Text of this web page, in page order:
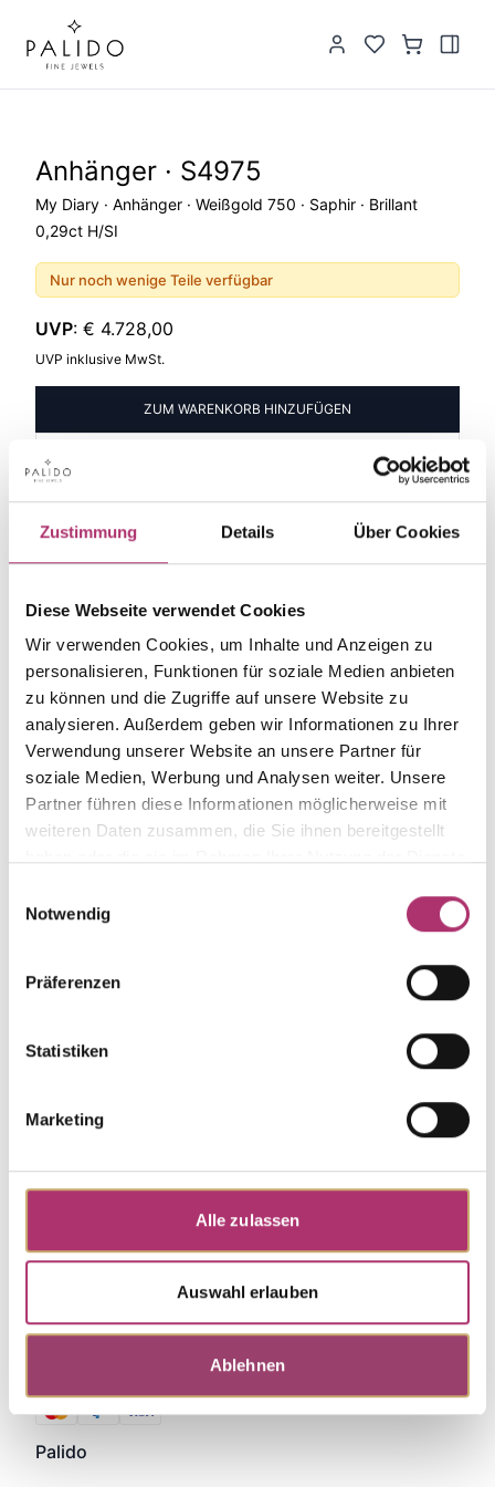
Zustimmung Details Über Cookies
Diese Webseite verwendet Cookies
Wir verwenden Cookies, um Inhalte und Anzeigen zu
personalisieren, Funktionen für soziale Medien anbieten
zu können und die Zugriffe auf unsere Website zu
analysieren. Außerdem geben wir Informationen zu Ihrer
Verwendung unserer Website an unsere Partner für
soziale Medien, Werbung und Analysen weiter. Unsere
Partner führen diese Informationen möglicherweise mit
weiteren Daten zusammen, die Sie ihnen bereitgestellt
Notwendig
Präferenzen
Statistiken
Marketing
Alle zulassen
Auswahl erlauben
Ablehnen
Anhänger · S4975
My Diary · Anhänger · Weißgold 750 · Saphir · Brillant
0,29ct H/SI
Nur noch wenige Teile verfügbar
UVP: € 4.728,00
UVP inklusive MwSt.
ZUM WARENKORB HINZUFÜGEN
PRODUKTINFORMATIONEN PRODUKTBESCHREIBUNG
-
1.15.5667.WG.750.054.0
EAN
9010595707070
Alternativ
Feingehalt
750
Farbe
Weißgold
-
Steinfarbe
blau
Palido